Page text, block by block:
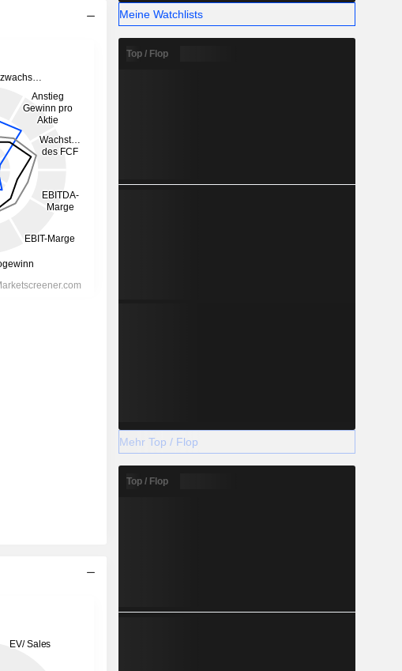
Meine Watchlists
Top / Flop
Mehr Top / Flop
Top / Flop